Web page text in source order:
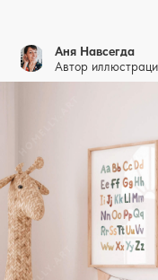
Аня Навсегда
Автор